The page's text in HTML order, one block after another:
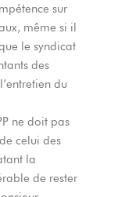
sur
même si il
le syndicat
des
du
ne doit pas
celui des
la
de rester